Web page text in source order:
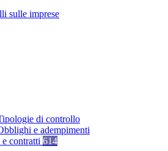
sulle imprese
di controllo
e adempimenti
contratti 614